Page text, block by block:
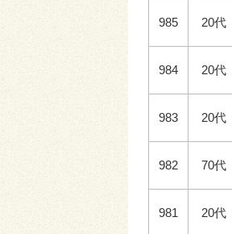
985 20代
984 20代
983 20代
982 70代
981 20代